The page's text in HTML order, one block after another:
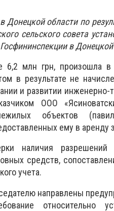
Донецкой области по
сельского совета
в
6,2 млн грн, произошла
в результате не
и развитии инженерно-
ООО
объектов
ему в аренду
наличия
средств,
учета.
направлены
относительно